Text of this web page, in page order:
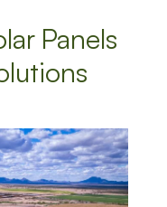
Panels